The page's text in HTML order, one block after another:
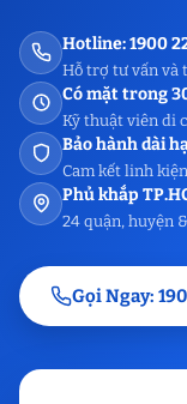
Hotline: 1900
Hỗ trợ tư vấn và
Có mặt trong
Kỹ thuật viên di
Bảo hành dài
Cam kết linh
Phủ khắp
24 quận, huyện
Gọi Ngay: